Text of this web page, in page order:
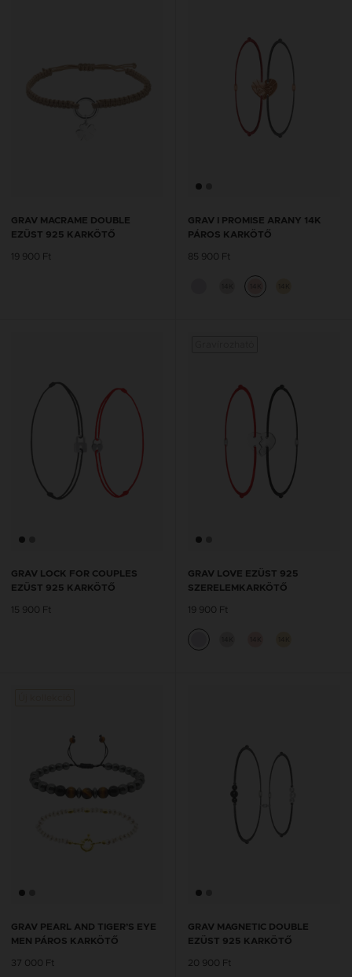
GRAV MACRAME DOUBLE
EZÜST 925 KARKÖTŐ
19 900 Ft
GRAV I PROMISE ARANY 14K
PÁROS KARKÖTŐ
85 900 Ft
GRAV LOCK FOR COUPLES
EZÜST 925 KARKÖTŐ
15 900 Ft
GRAV LOVE EZÜST 925
SZERELEMKARKÖTŐ
19 900 Ft
GRAV PEARL AND TIGER’S EYE
MEN PÁROS KARKÖTŐ
37 000 Ft
GRAV MAGNETIC DOUBLE
EZÜST 925 KARKÖTŐ
20 900 Ft